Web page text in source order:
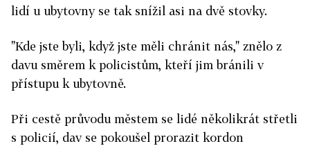
lidí u ubytovny se tak snížil asi na dvě stovky.
"Kde jste byli, když jste měli chránit nás," znělo z
davu směrem k policistům, kteří jim bránili v
přístupu k ubytovně.
Při cestě průvodu městem se lidé několikrát střetli
s policií, dav se pokoušel prorazit kordon